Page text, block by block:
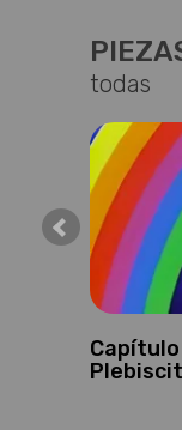
todas
Capítulo